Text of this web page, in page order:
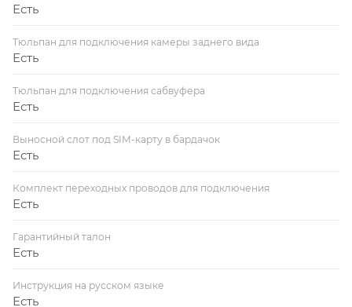
Есть
Тюльпан для подключения камеры заднего вида
Есть
Тюльпан для подключения сабвуфера
Есть
Выносной слот под SIM-карту в бардачок
Есть
Комплект переходных проводов для подключения
Есть
Гарантийный талон
Есть
Инструкция на русском языке
Есть